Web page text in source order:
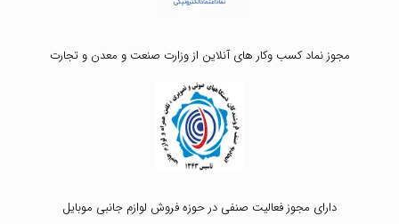
مجوز نماد کسب وکار های آنلاین از وزارت صنعت و معدن و تجارت
دارای مجوز فعالیت صنفی در حوزه فروش لوازم جانبی موبایل